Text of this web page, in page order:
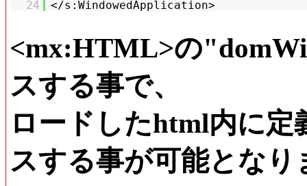
24
</s:WindowedApplication>
<mx:HTML>の
スする事で、
ロードしたhtml内に
スする事が可能となり